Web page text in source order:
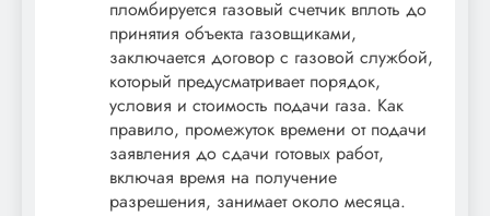
пломбируется газовый счетчик вплоть до
принятия объекта газовщиками,
заключается договор с газовой службой,
который предусматривает порядок,
условия и стоимость подачи газа. Как
правило, промежуток времени от подачи
заявления до сдачи готовых работ,
включая время на получение
разрешения, занимает около месяца.